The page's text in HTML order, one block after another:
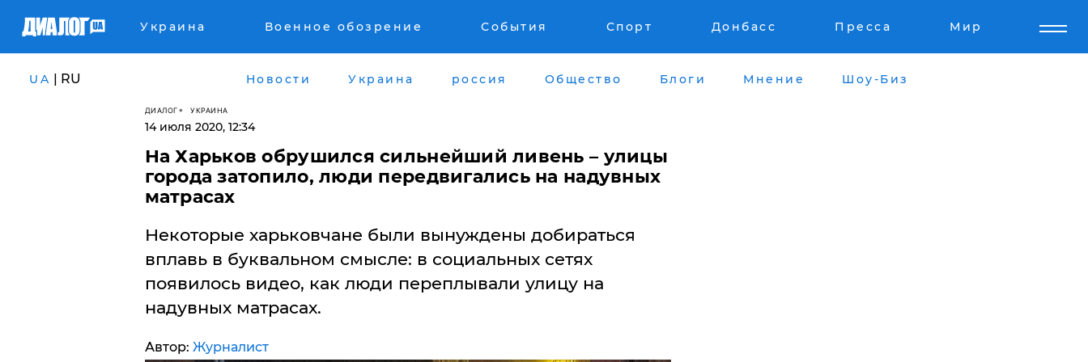
Украина Военное обозрение События Спорт Донбасс Пресса Мир
UA | RU Новости Украина россия Общество Блоги Мнение Шоу-Биз
ДИАЛОГ УКРАИНА
14 июля 2020, 12:34
На Харьков обрушился сильнейший ливень – улицы
города затопило, люди передвигались на надувных
матрасах
Некоторые харьковчане были вынуждены добираться
вплавь в буквальном смысле: в социальных сетях
появилось видео, как люди переплывали улицу на
надувных матрасах.
Автор: Журналист